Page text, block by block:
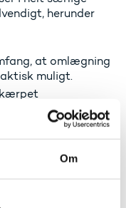
Om
herunder
at omlægning
muligt.
op med
rengøring,
krav om brug